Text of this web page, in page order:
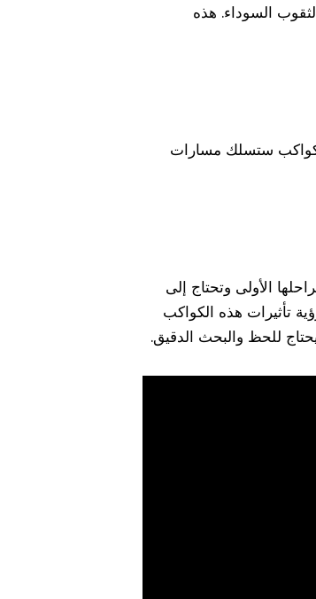
السوداء. هذه
ستسلك مسارات
الأولى وتحتاج إلى
تأثيرات هذه الكواكب
للحظ والبحث الدقيق.